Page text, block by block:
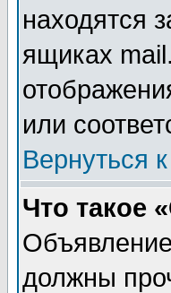
находятся
ящиках
или
Вернуться
Что такое
должны